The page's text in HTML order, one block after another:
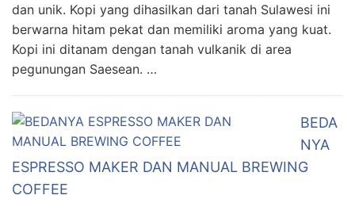
dan unik. Kopi yang dihasilkan dari tanah Sulawesi ini
berwarna hitam pekat dan memiliki aroma yang kuat.
Kopi ini ditanam dengan tanah vulkanik di area
pegunungan Saesean. …
BEDA
NYA
ESPRESSO MAKER DAN MANUAL BREWING
COFFEE